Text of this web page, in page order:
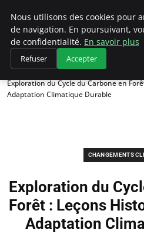
Accueil
Changements climatiques
Exploration du Cycle du Carbone en
Adaptation Climatique Durable
CHANGEMENTS
Exploration du
Forêt : Leçons
Adaptation
Nous utilisons des cookies pour
de navigation. En poursuivant,
de confidentialité. En savoir plus
Refuser Accepter